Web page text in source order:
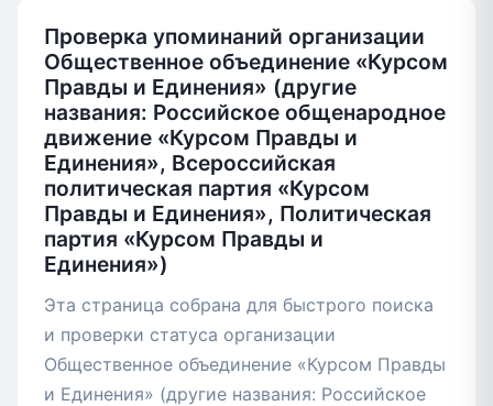
Проверка упоминаний организации
Общественное объединение «Курсом
Правды и Единения» (другие
названия: Российское общенародное
движение «Курсом Правды и
Единения», Всероссийская
политическая партия «Курсом
Правды и Единения», Политическая
партия «Курсом Правды и
Единения»)
Эта страница собрана для быстрого поиска
и проверки статуса организации
Общественное объединение «Курсом Правды
и Единения» (другие названия: Российское